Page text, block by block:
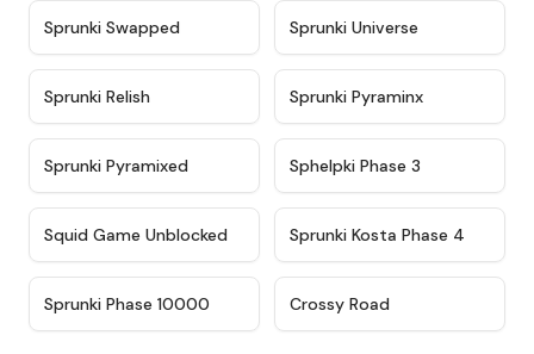
Sprunki Swapped Sprunki Universe
Sprunki Relish Sprunki Pyraminx
Sprunki Pyramixed Sphelpki Phase 3
★ 4.6
Squid Game Unblocked ★ 4.6
Sprunki Kosta Phase 4
★
Sprunki Phase 10000 Crossy Road